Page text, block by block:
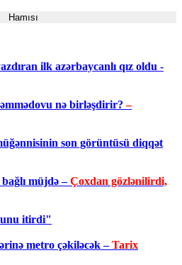
Hamısı
ilk azərbaycanlı qız oldu -
nə birləşdirir?–
son görüntüsü diqqət
müjdə –Çoxdan gözlənilirdi,
itirdi"
metro çəkiləcək –Tarix